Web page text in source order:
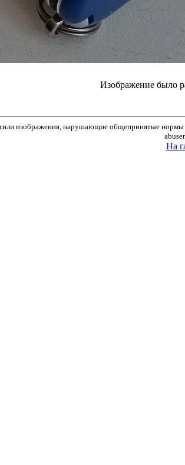
Изображение было
изображения, нарушающие общепринятые нормы
На